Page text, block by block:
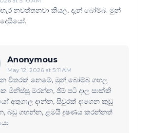
නවත්තනවා කියල. දැන් බෝම්බ. මුන්
Anonymous
May 12, 2026 at 5:11 AM
විතරක් නෙමේ, මුන් බෝම්බ ගහල
මිනිස්සු මරන්න, ජිම් පටි දාල සාක්කි
අතුගාල දාන්න, සිවුරක් දාගෙන කුඩු
බඩු ගහන්න, ළමයි දුෂණය කරන්නත්